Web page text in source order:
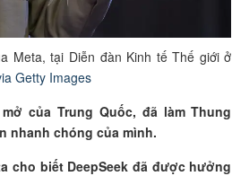
Meta, tại Diễn đàn Kinh tế Thế giới ở
Getty Images
của Trung Quốc, đã làm Thung
nhanh chóng của mình.
cho biết DeepSeek đã được hưởng